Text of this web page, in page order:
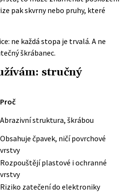
pak skvrny nebo pruhy, které
ne každá stopa je trvalá. A ne
škrábanec.
stručný
Proč
Abrazivní struktura, škrábou
Obsahuje čpavek, ničí povrchové
vrstvy
Rozpouštějí plastové i ochranné
vrstvy
Riziko zatečení do elektroniky